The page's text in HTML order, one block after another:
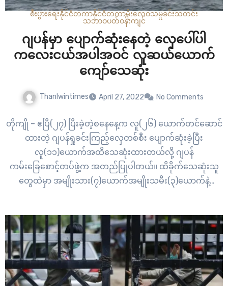
စီးပွားရေးနိုင်ငံတကာနိုင်ငံတကာမိုးလေဝသမှုခင်းသတင်း
သဘာဝပတ်ဝန်းကျင်
ဂျပန်မှာ ပျောက်ဆုံးနေတဲ့ လှေပေါ်ပါ
ကလေးငယ်အပါအဝင် လူဆယ်ယောက်
ကျော်သေဆုံး
Thanlwintimes April 27, 2022 No Comments
တိုကျို – ဧပြီ(၂၇) ပြီးခဲ့တဲ့စနေနေ့က လူ(၂၆) ယောက်တင်ဆောင်
ထားတဲ့ ဂျပန်ရှုခင်းကြည့်လှေတစ်စီး ပျောက်ဆုံးခဲ့ပြီး
လူ(၁၁)ယောက်အထိသေဆုံးထားတယ်လို့ ဂျပန်
ကမ်းခြေစောင့်တပ်ဖွဲ့က အတည်ပြုပါတယ်။ ထိခိုက်သေဆုံးသူ
တွေထဲမှာ အမျိုးသား(၇)ယောက်အမျိုးသမီး(၃)ယောက်နဲ့
တွေရှိတယ်လို့ သိရပါတယ်။ လှေပေါ်ပါလူ(၂၆)ယောက်မှာ
(၂၄)ယောက်ကခရီးသွားဧည့်သည်တွေဖြစ်ပြီး ကျန်(၂)ယောက်
မှာ ကပ်ပတိန်နဲ့သူ့နောက်လိုက်တို့ဖြစ်ပြီး အဲဒီထဲမှာ
ကလေး(၂)ယောက်ပါဝင်တယ်လို့သိရပါတယ်။ ကာဇူ(1) လို့
အမည်ရတဲ့ လှေဟာ ဂျပန်မြောက်ဘက်အကျဆုံးက…